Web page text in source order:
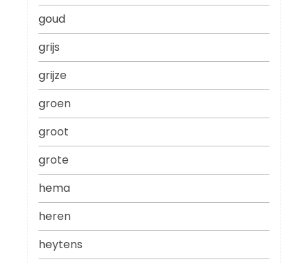
goud
grijs
grijze
groen
groot
grote
hema
heren
heytens